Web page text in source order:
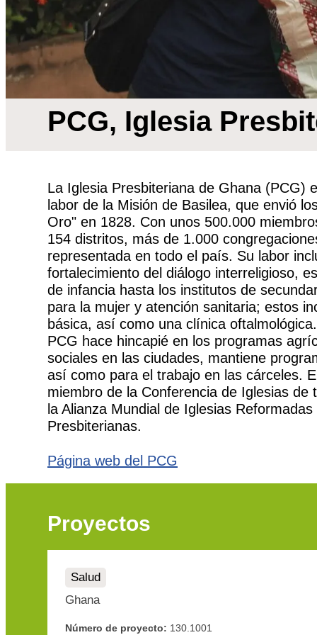
PCG, Iglesia
La Iglesia Presbiteriana de Ghana (PCG)
labor de la Misión de Basilea, que envió
Oro" en 1828. Con unos 500.000
154 distritos, más de 1.000
representada en todo el país. Su labor
fortalecimiento del diálogo interreligioso,
de infancia hasta los institutos de
para la mujer y atención sanitaria; estos
básica, así como una clínica
PCG hace hincapié en los programas
sociales en las ciudades, mantiene
así como para el trabajo en las cárceles.
miembro de la Conferencia de Iglesias
la Alianza Mundial de Iglesias
Presbiterianas.
Página web del PCG
Proyectos
Salud
Ghana
Número de proyecto: 130.1001